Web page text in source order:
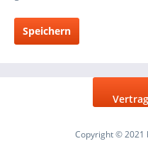
Speichern
Copyright © 2021